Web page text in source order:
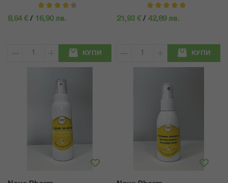
рейтинг:
8,64 € / 16,90 лв.
КУПИ
рейтинг:
21,93 € / 42,89 лв.
КУПИ